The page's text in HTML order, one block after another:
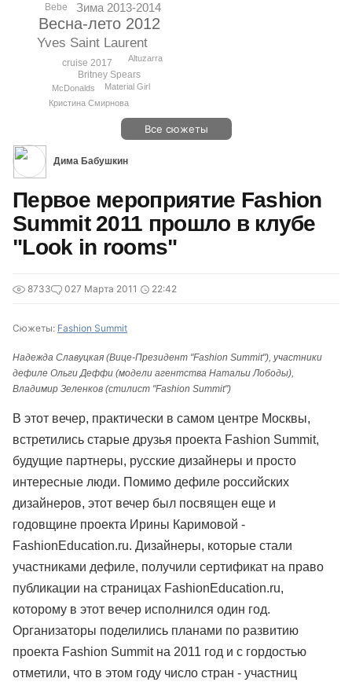
Весна-лето 2012
Yves Saint Laurent
Зима 2013-2014
cruise 2017
Bebe
Britney Spears
Altuzarra
McDonalds
Кристина Смирнова
Material Girl
Все сюжеты
Дима Бабушкин
Первое мероприятие Fashion
Summit 2011 прошло в клубе
"Look in rooms"
8733 027 Марта 2011 22:42
Сюжеты: Fashion Summit
Надежда Славуцкая (Вице-Президент "Fashion Summit"), участники
дефиле Ольги Деффи (модели агентства Натальи Лободы),
Владимир Зеленков (стилист "Fashion Summit")
В этот вечер, практически в самом центре Москвы,
встретились старые друзья проекта Fashion Summit,
будущие партнеры, русские дизайнеры и просто
интересные люди. Помимо дефиле российских
дизайнеров, этот вечер был посвящен еще и
годовщине проекта Ирины Каримовой -
FashionEducation.ru. Дизайнеры, которые стали
участниками дефиле, получили сертификат на право
публикации на страницах FashionEducation.ru,
которому в этот вечер исполнился один год.
Организаторы поделились планами по развитию
проекта Fashion Summit на 2011 год и с гордостью
отметили, что в этом году число стран - участниц